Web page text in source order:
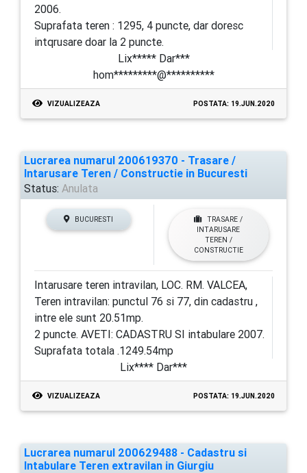
2006.
Suprafata teren : 1295, 4 puncte, dar doresc
intqrusare doar la 2 puncte.
Lix***** Dar***
hom*********@**********
VIZUALIZEAZA POSTATA: 19.JUN.2020
Lucrarea numarul 200619370 - Trasare /
Intarusare Teren / Constructie in Bucuresti
Status: Anulata
BUCURESTI
TRASARE /
INTARUSARE
TEREN /
CONSTRUCTIE
Intarusare teren intravilan, LOC. RM. VALCEA,
Teren intravilan: punctul 76 si 77, din cadastru ,
intre ele sunt 20.51mp.
2 puncte. AVETI: CADASTRU SI intabulare 2007.
Suprafata totala .1249.54mp
Lix**** Dar***
VIZUALIZEAZA POSTATA: 19.JUN.2020
Lucrarea numarul 200629488 - Cadastru si
Intabulare Teren extravilan in Giurgiu